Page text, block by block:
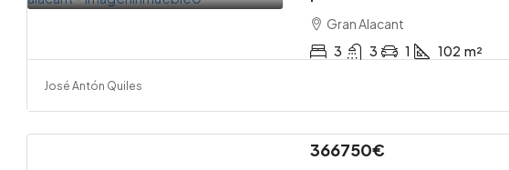
Gran Alacant
3
3 1 102 m²
José Antón Quiles
366750€